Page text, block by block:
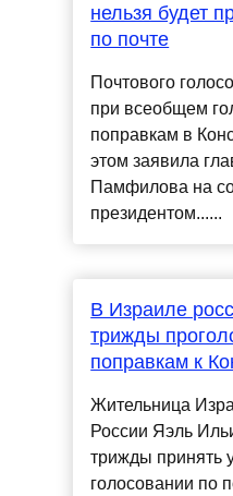
нельзя будет
по почте
Почтового
при всеобщем
поправкам в
этом заявила
Памфилова на
президентом......
В Израиле
трижды
поправкам к
Жительница
России Яэль
трижды принять
голосовании по